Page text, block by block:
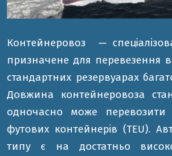
Контейнеровоз —
призначене для перевезення
стандартних резервуарах
Довжина контейнеровоза
одночасно може перевозити
футових контейнерів (TEU).
типу є на достатньо